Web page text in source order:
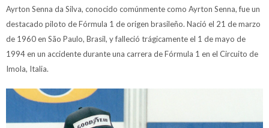
Ayrton Senna da Silva, conocido comúnmente como Ayrton Senna, fue un
destacado piloto de Fórmula 1 de origen brasileño. Nació el 21 de marzo
de 1960 en São Paulo, Brasil, y falleció trágicamente el 1 de mayo de
1994 en un accidente durante una carrera de Fórmula 1 en el Circuito de
Imola, Italia.